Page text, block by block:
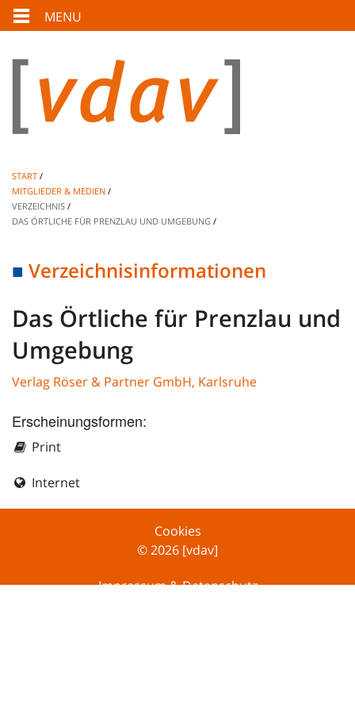
MENU
START
MITGLIEDER & MEDIEN
VERZEICHNIS
DAS ÖRTLICHE FÜR PRENZLAU UND UMGEBUNG
Verzeichnisinformationen
Das Örtliche für Prenzlau und
Umgebung
Verlag Röser & Partner GmbH, Karlsruhe
Erscheinungsformen:
Print
Internet
Cookies
© 2026 [vdav]
Impressum & Datenschutz